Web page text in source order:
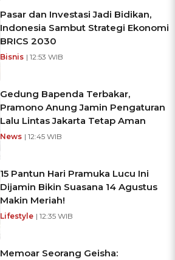
Pasar dan Investasi Jadi Bidikan,
Indonesia Sambut Strategi Ekonomi
BRICS 2030
Bisnis | 12:53 WIB
Gedung Bapenda Terbakar,
Pramono Anung Jamin Pengaturan
Lalu Lintas Jakarta Tetap Aman
News | 12:45 WIB
15 Pantun Hari Pramuka Lucu Ini
Dijamin Bikin Suasana 14 Agustus
Makin Meriah!
Lifestyle | 12:35 WIB
Memoar Seorang Geisha: